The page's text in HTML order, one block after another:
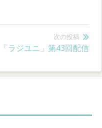
次の投稿
次
投
「ラジユニ」第43回配信